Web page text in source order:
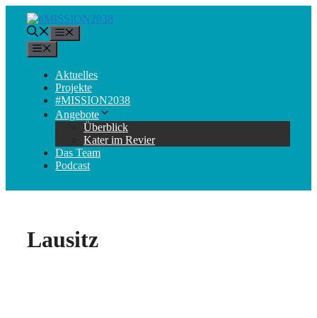
Inhalt
springen
Aktuelles
Projekte
#MISSION2038
Angebote
Überblick
Kater im Revier
Das Team
Podcast
Lausitz